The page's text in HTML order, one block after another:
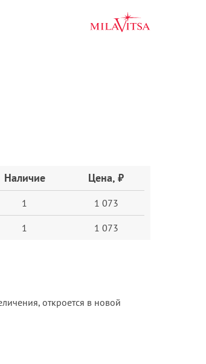
Наличие Цена, ₽
1 1 073
1 1 073
откроется в новой